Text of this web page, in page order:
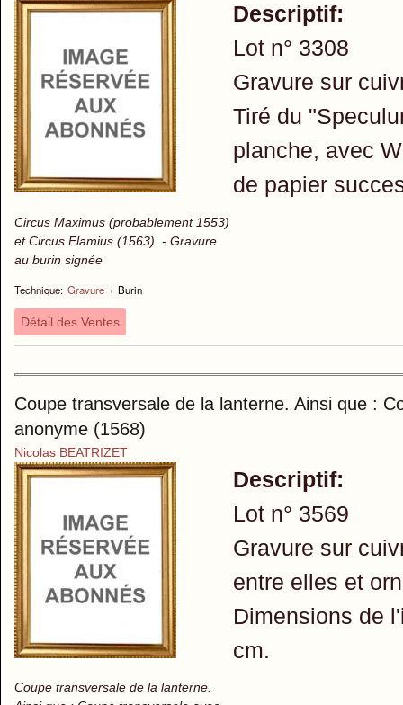
Circus Maximus (probablement 1553)
et Circus Flamius (1563). - Gravure
au burin signée
Technique: Gravure › Burin
Descriptif:
Lot n° 3308
Gravure sur
Tiré du
planche, avec
de papier
Détail des Ventes
Coupe transversale de la lanterne. Ainsi que :
anonyme (1568)
Nicolas BEATRIZET
Coupe transversale de la lanterne.
Descriptif:
Lot n° 3569
Gravure sur
entre elles et
Dimensions de
cm.